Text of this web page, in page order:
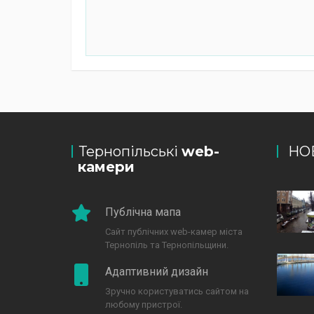
Тернопільські web-
камери
Публічна мапа
Сайт публічних web-камер міста
Тернопіль та Тернопільщини.
Адаптивний дизайн
Зручно користуватись сайтом на
любому пристрої.